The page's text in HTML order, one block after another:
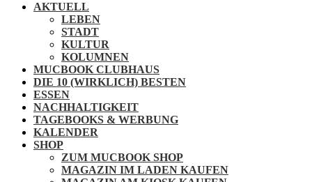
AKTUELL
LEBEN
STADT
KULTUR
KOLUMNEN
MUCBOOK CLUBHAUS
DIE 10 (WIRKLICH) BESTEN
ESSEN
NACHHALTIGKEIT
TAGEBOOKS & WERBUNG
KALENDER
SHOP
ZUM MUCBOOK SHOP
MAGAZIN IM LADEN KAUFEN